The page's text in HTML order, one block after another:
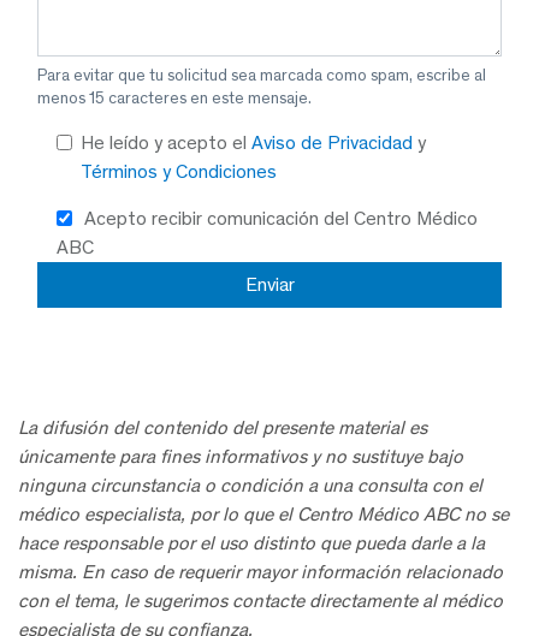
Para evitar que tu solicitud sea marcada como spam, escribe al
menos 15 caracteres en este mensaje.
He leído y acepto el Aviso de Privacidad y
Términos y Condiciones
Acepto recibir comunicación del Centro Médico
ABC
La difusión del contenido del presente material es
únicamente para fines informativos y no sustituye bajo
ninguna circunstancia o condición a una consulta con el
médico especialista, por lo que el Centro Médico ABC no se
hace responsable por el uso distinto que pueda darle a la
misma. En caso de requerir mayor información relacionado
con el tema, le sugerimos contacte directamente al médico
especialista de su confianza.